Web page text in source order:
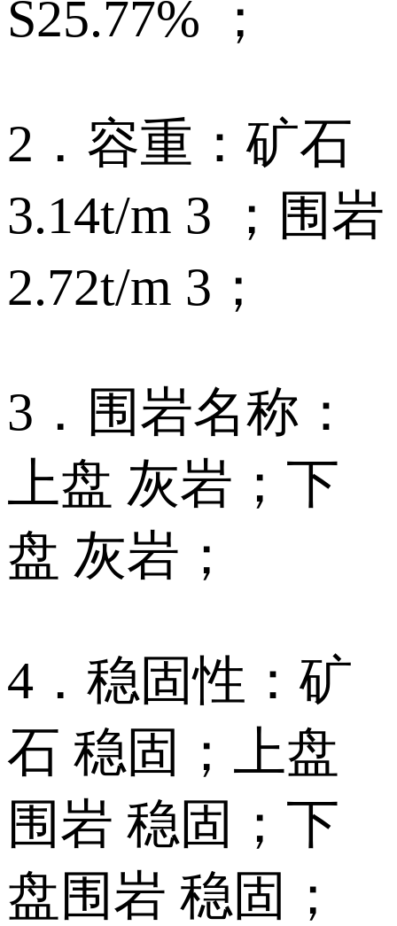
S25.77% ；
2．容重：矿石
3.14t/m 3 ；围岩
2.72t/m 3；
3．围岩名称：
上盘 灰岩；下
盘 灰岩；
4．稳固性：矿
石 稳固；上盘
围岩 稳固；下
盘围岩 稳固；